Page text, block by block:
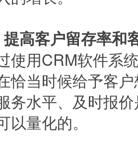
高客户留存率和
使用CRM软件系
恰当时候给予客
务水平、及时报
以量化的。